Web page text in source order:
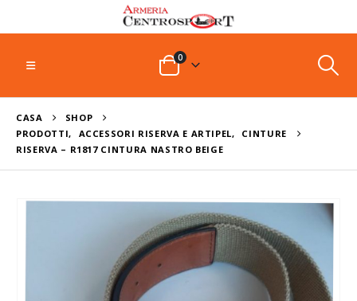
0
CASA
SHOP
PRODOTTI, ACCESSORI RISERVA E ARTIPEL,
CINTURE
RISERVA – R1817 CINTURA NASTRO BEIGE